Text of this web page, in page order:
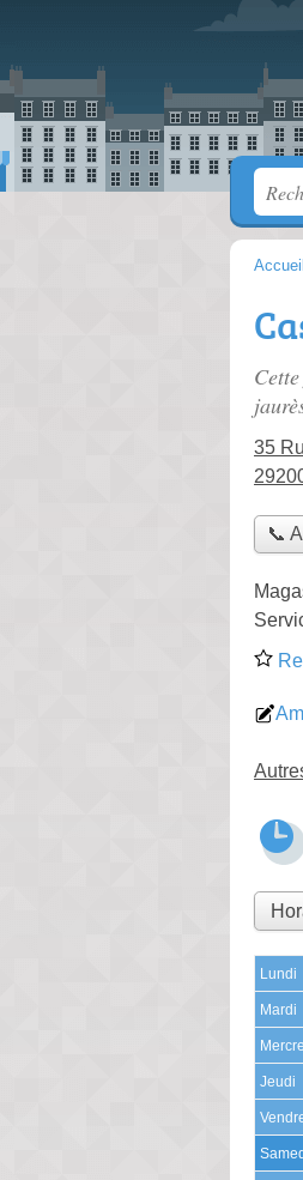
Accueil
35
📞
Lundi
Mardi
Jeudi